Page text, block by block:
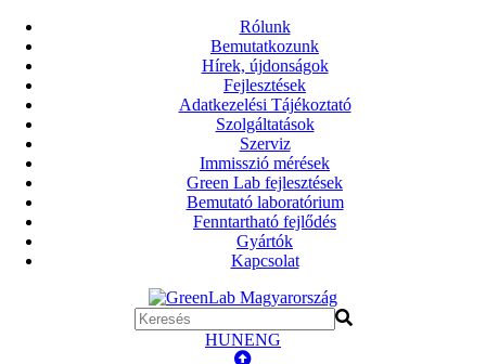
Rólunk
Bemutatkozunk
Hírek, újdonságok
Fejlesztések
Adatkezelési Tájékoztató
Szolgáltatások
Szerviz
Immisszió mérések
Green Lab fejlesztések
Bemutató laboratórium
Fenntartható fejlődés
Gyártók
Kapcsolat
HUNENG